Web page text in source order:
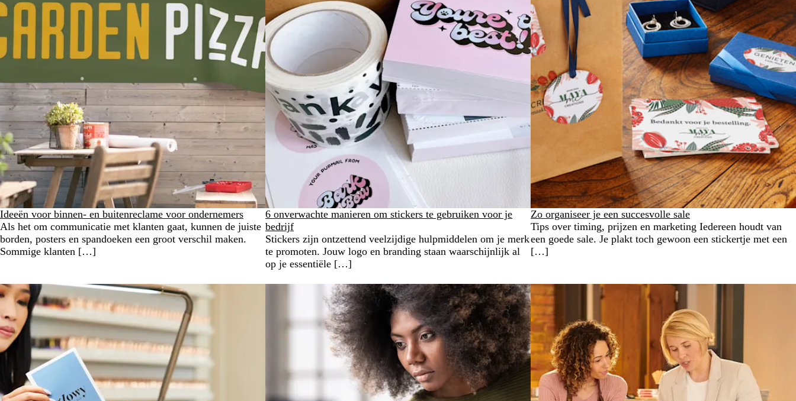
Ideeën voor binnen- en buitenreclame voor ondernemers
Als het om communicatie met klanten gaat, kunnen de juiste
borden, posters en spandoeken een groot verschil maken.
Sommige klanten […]
6 onverwachte manieren om stickers te gebruiken voor je
bedrijf
Stickers zijn ontzettend veelzijdige hulpmiddelen om je merk
te promoten. Jouw logo en branding staan waarschijnlijk al
op je essentiële […]
Zo organiseer je een succesvolle sale
Tips over timing, prijzen en marketing Iedereen houdt van
een goede sale. Je plakt toch gewoon een stickertje met een
[…]